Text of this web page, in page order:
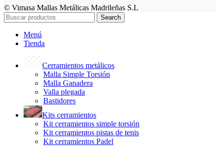
© Vimasa Mallas Metálicas Madrileñas S.L
Search
Menú
Tienda
Cerramientos metálicos
Malla Simple Torsión
Malla Ganadera
Valla plegada
Bastidores
Kits cerramientos
Kit cerramientos simple torsión
Kit cerramientos pistas de tenis
Kit cerramientos Padel